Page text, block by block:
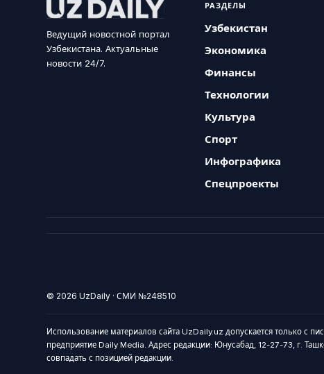
Ведущий новостной портал
Узбекистана. Актуальные
новости 24/7.
РАЗДЕЛЫ
Узбекистан
Экономика
Финансы
Технологии
Культура
Спорт
Инфографика
Спецпроекты
© 2026 UzDaily · СМИ №248510
Использование материалов сайта UzDaily.uz допускается только с
предприятие Daily Media. Адрес редакции: Юнусабад, 12-27-73, г.
совпадать с позицией редакции.